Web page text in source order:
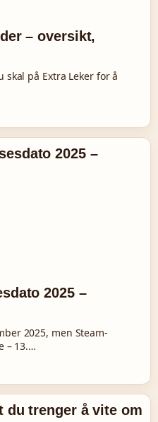
– oversikt,
på Extra Leker for å
2025 –
2025, men Steam-
– 13.…